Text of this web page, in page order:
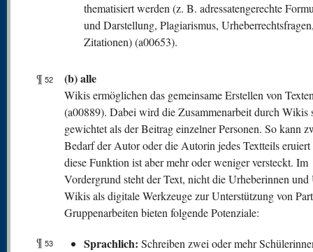
thematisiert werden (z. B. adressatengerechte
und Darstellung, Plagiarismus,
Zitationen) (a00653).
¶ 52 (b) alle
Wikis ermöglichen das gemeinsame Erstellen von
(a00889). Dabei wird die Zusammenarbeit durch Wikis
gewichtet als der Beitrag einzelner Personen. So kann
Bedarf der Autor oder die Autorin jedes Textteils
diese Funktion ist aber mehr oder weniger versteckt. Im
Vordergrund steht der Text, nicht die Urheberinnen und
Wikis als digitale Werkzeuge zur Unterstützung von
Gruppenarbeiten bieten folgende Potenziale:
¶ 53 Sprachlich: Schreiben zwei oder mehr